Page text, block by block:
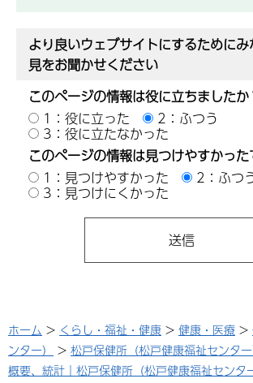
より良いウェブサイトにするために
見をお聞かせください
このページの情報は役に立ちましたか
1：役に立った
2：ふつう
3：役に立たなかった
このページの情報は見つけやすかった
1：見つけやすかった
2：ふつ
3：見つけにくかった
ホーム > くらし・福祉・健康 > 健康・医療 >
ンター）
> 松戸保健所（松戸健康福祉センター
概要、統計｜松戸保健所（松戸健康福祉センタ